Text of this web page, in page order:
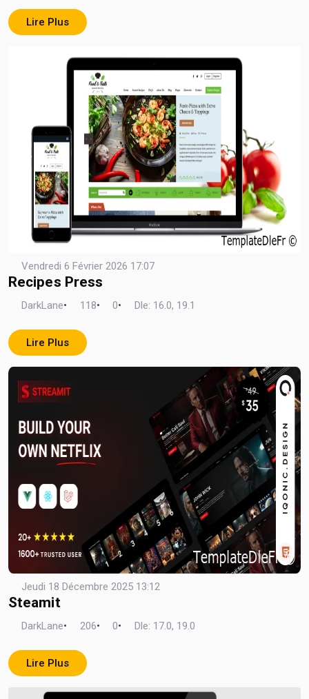
Lire Plus
Vendredi 6 Février 2026 17:07
Recipes Press
DarkLane• 118• 0• Dle: 16.0, 19.1
Lire Plus
Jeudi 18 Décembre 2025 13:12
Steamit
DarkLane• 206• 0• Dle: 17.0, 19.0
Lire Plus